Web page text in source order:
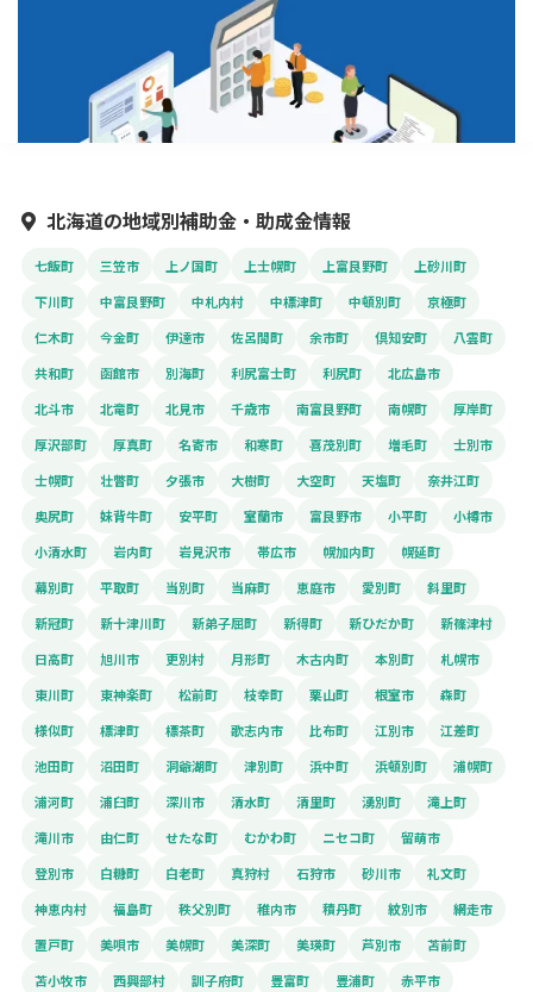
北海道の地域別補助金・助成金情報
七飯町 三笠市 上ノ国町 上士幌町 上富良野町
上砂川町
下川町
中富良野町 中札内村 中標津町 中頓別町
京極町
仁木町
今金町 伊達市 佐呂間町 余市町 倶知安町
八雲町
共和町
函館市 別海町 利尻富士町 利尻町
北広島市
北斗市
北竜町 北見市 千歳市 南富良野町 南幌町
厚岸町
厚沢部町
厚真町 名寄市 和寒町 喜茂別町 増毛町
士別市
士幌町
壮瞥町 夕張市 大樹町 大空町 天塩町
奈井江町
奥尻町
妹背牛町 安平町 室蘭市 富良野市 小平町
小樽市
小清水町
岩内町 岩見沢市 帯広市 幌加内町
幌延町
幕別町
平取町 当別町 当麻町 恵庭市 愛別町
斜里町
新冠町
新十津川町 新弟子屈町 新得町 新ひだか町
新篠津村
日高町
旭川市 更別村 月形町 木古内町 本別町
札幌市
東川町
東神楽町 松前町 枝幸町 栗山町 根室市
森町
様似町
標津町 標茶町 歌志内市 比布町 江別市
江差町
池田町
沼田町 洞爺湖町 津別町 浜中町 浜頓別町
浦幌町
浦河町
浦臼町 深川市 清水町 清里町 湧別町
滝上町
滝川市
由仁町 せたな町 むかわ町 ニセコ町
留萌市
登別市
白糠町 白老町 真狩村 石狩市 砂川市
礼文町
神恵内村
福島町 秩父別町 稚内市 積丹町 紋別市
網走市
置戸町
美唄市 美幌町 美深町 美瑛町 芦別市
苫前町
苫小牧市
西興部村 訓子府町 豊富町 豊浦町
赤平市